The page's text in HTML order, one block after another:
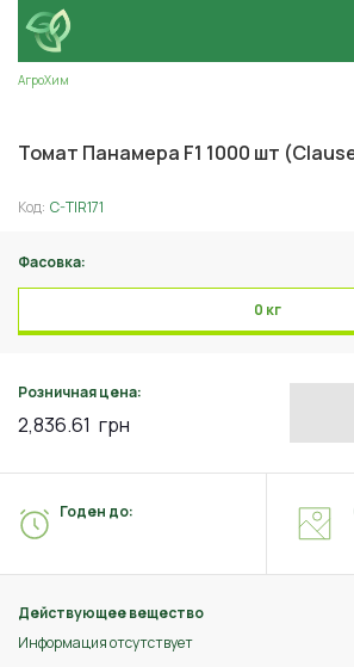
АгроХим
Томат Панамера F1 1000 шт
Код: C-TIR171
Фасовка:
0 кг
Розничная цена:
2,836.61 грн
Действующее вещество
Информация отсутствует
Годен до: